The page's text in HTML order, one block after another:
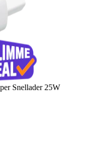
Snellader 25W